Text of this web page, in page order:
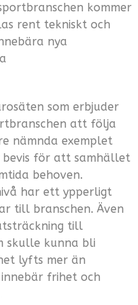
kommer
rent tekniskt och
nya
som erbjuder
att följa
nämnda exemplet
bevis för att samhället
behoven.
har ett ypperligt
till branschen. Även
till
skulle kunna bli
lyfts mer än
frihet och